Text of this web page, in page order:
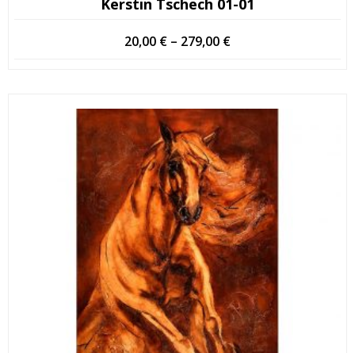
Kerstin Tschech 01-01
20,00 € – 279,00 €Hintaluokka: